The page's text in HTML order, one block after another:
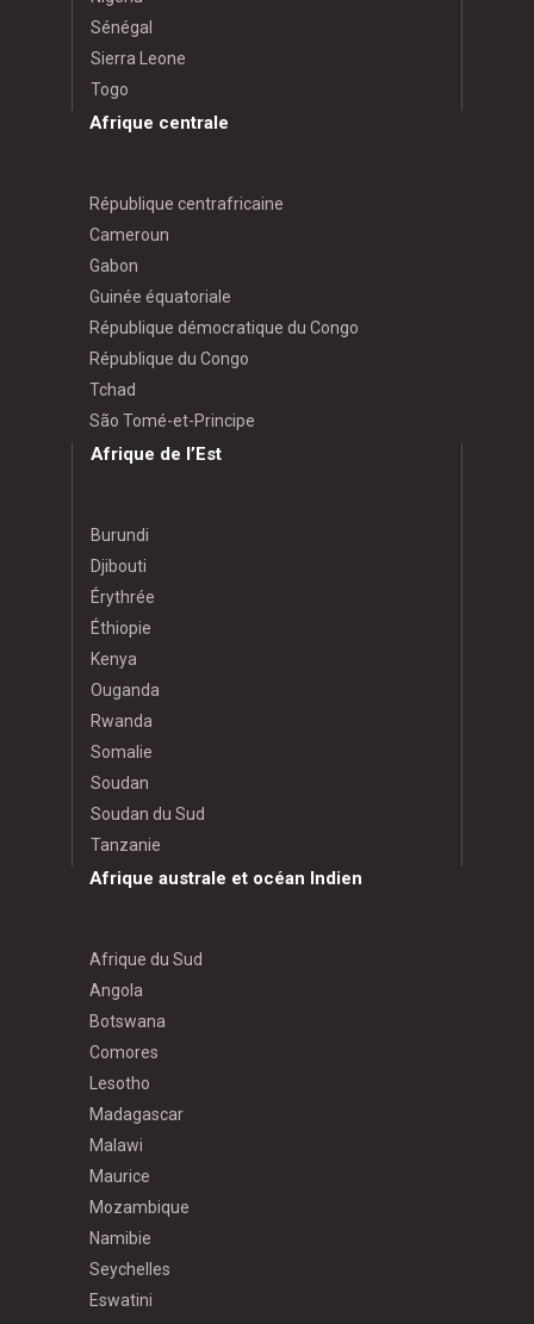
Sénégal
Sierra Leone
Togo
Afrique centrale
République centrafricaine
Cameroun
Gabon
Guinée équatoriale
République démocratique du Congo
République du Congo
Tchad
São Tomé-et-Principe
Afrique de l’Est
Burundi
Djibouti
Érythrée
Éthiopie
Kenya
Ouganda
Rwanda
Somalie
Soudan
Soudan du Sud
Tanzanie
Afrique australe et océan Indien
Afrique du Sud
Angola
Botswana
Comores
Lesotho
Madagascar
Malawi
Maurice
Mozambique
Namibie
Seychelles
Eswatini